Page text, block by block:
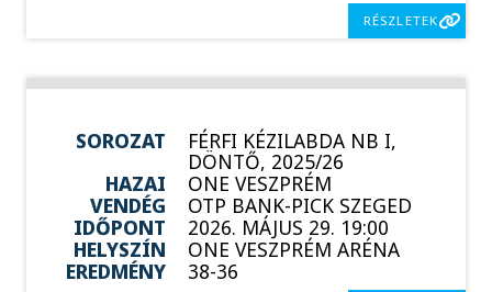
RÉSZLETEK
SOROZAT FÉRFI KÉZILABDA NB I,
DÖNTŐ, 2025/26
HAZAI
ONE VESZPRÉM
VENDÉG
OTP BANK-PICK SZEGED
IDŐPONT
2026. MÁJUS 29. 19:00
HELYSZÍN
ONE VESZPRÉM ARÉNA
EREDMÉNY
38-36